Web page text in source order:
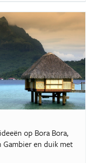
op Bora Bora,
en duik met